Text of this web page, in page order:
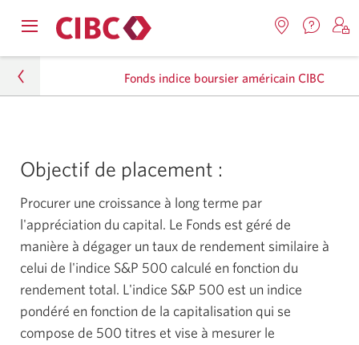
Passer
à
en
direct
Passer
au
navigation
menu.
nouvelle
fenêtre
Placements
Fonds mutuels
Fonds de croissance
Fonds indice boursier américain CIBC
Fonds indice boursier américain CIBC
Objectif de placement :
Procurer une croissance à long terme par
l'appréciation du capital. Le Fonds est géré de
manière à dégager un taux de rendement similaire à
celui de l'indice S&P 500 calculé en fonction du
rendement total. L'indice S&P 500 est un indice
pondéré en fonction de la capitalisation qui se
compose de 500 titres et vise à mesurer le